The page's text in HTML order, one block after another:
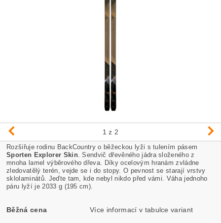
1 z 2
Rozšiřuje rodinu BackCountry o běžeckou lyži s tulením pásem
Sporten Explorer Skin. Sendvič dřevěného jádra složeného z
mnoha lamel výběrového dřeva. Díky ocelovým hranám zvládne
zledovatělý terén, vejde se i do stopy. O pevnost se starají vrstvy
sklolaminátů. Jeďte tam, kde nebyl nikdo před vámi. Váha jednoho
páru lyží je 2033 g (195 cm).
Běžná cena Více informací v tabulce variant